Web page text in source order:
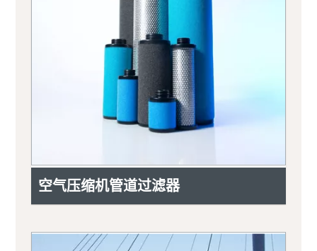
空气压缩机管道过滤器